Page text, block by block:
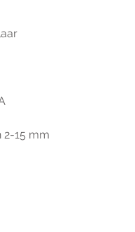
2-15 mm